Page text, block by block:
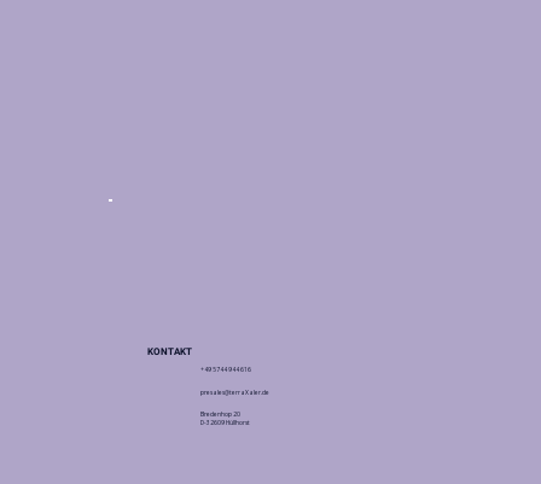
KONTAKT
+49 5744 944 616
presales@terraXaler.de
Bredenhop 20
D-32609 Hüllhorst